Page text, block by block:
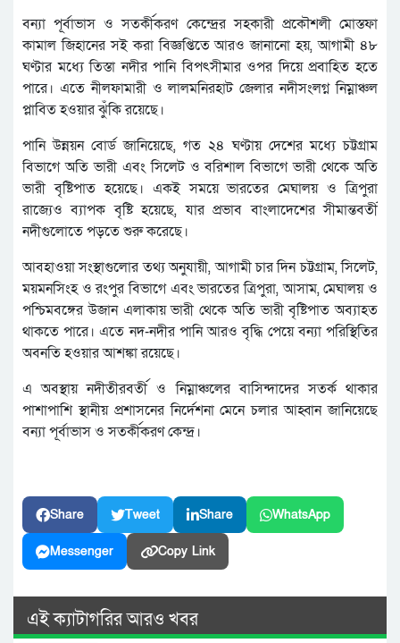
বন্যা পূর্বাভাস ও সতর্কীকরণ কেন্দ্রের সহকারী প্রকৌশলী মোস্তফা
কামাল জিহানের সই করা বিজ্ঞপ্তিতে আরও জানানো হয়, আগামী ৪৮
ঘণ্টার মধ্যে তিস্তা নদীর পানি বিপৎসীমার ওপর দিয়ে প্রবাহিত হতে
পারে। এতে নীলফামারী ও লালমনিরহাট জেলার নদীসংলগ্ন নিম্নাঞ্চল
প্লাবিত হওয়ার ঝুঁকি রয়েছে।
পানি উন্নয়ন বোর্ড জানিয়েছে, গত ২৪ ঘণ্টায় দেশের মধ্যে চট্টগ্রাম
বিভাগে অতি ভারী এবং সিলেট ও বরিশাল বিভাগে ভারী থেকে অতি
ভারী বৃষ্টিপাত হয়েছে। একই সময়ে ভারতের মেঘালয় ও ত্রিপুরা
রাজ্যেও ব্যাপক বৃষ্টি হয়েছে, যার প্রভাব বাংলাদেশের সীমান্তবর্তী
নদীগুলোতে পড়তে শুরু করেছে।
আবহাওয়া সংস্থাগুলোর তথ্য অনুযায়ী, আগামী চার দিন চট্টগ্রাম, সিলেট,
ময়মনসিংহ ও রংপুর বিভাগে এবং ভারতের ত্রিপুরা, আসাম, মেঘালয় ও
পশ্চিমবঙ্গের উজান এলাকায় ভারী থেকে অতি ভারী বৃষ্টিপাত অব্যাহত
থাকতে পারে। এতে নদ-নদীর পানি আরও বৃদ্ধি পেয়ে বন্যা পরিস্থিতির
অবনতি হওয়ার আশঙ্কা রয়েছে।
এ অবস্থায় নদীতীরবর্তী ও নিম্নাঞ্চলের বাসিন্দাদের সতর্ক থাকার
পাশাপাশি স্থানীয় প্রশাসনের নির্দেশনা মেনে চলার আহ্বান জানিয়েছে
বন্যা পূর্বাভাস ও সতর্কীকরণ কেন্দ্র।
Share Tweet Share WhatsApp
Messenger Copy Link
এই ক্যাটাগরির আরও খবর